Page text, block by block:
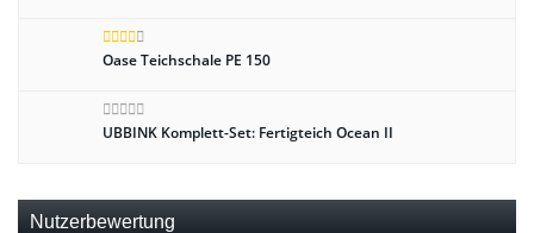
Oase Teichschale PE 150
UBBINK Komplett-Set: Fertigteich Ocean II
Nutzerbewertung